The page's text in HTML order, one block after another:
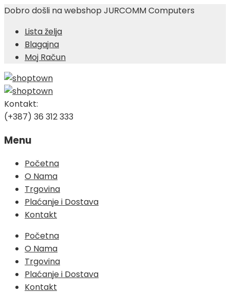
Dobro došli na webshop JURCOMM Computers
Lista želja
Blagajna
Moj Račun
Kontakt:
(+387) 36 312 333
Menu
Skip
content
Početna
O Nama
Trgovina
Plaćanje i Dostava
Kontakt
Početna
O Nama
Trgovina
Plaćanje i Dostava
Kontakt